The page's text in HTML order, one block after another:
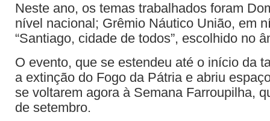
Neste ano, os temas trabalhados foram
nível nacional; Grêmio Náutico União, em
“Santiago, cidade de todos”, escolhido no
O evento, que se estendeu até o início da
a extinção do Fogo da Pátria e abriu
se voltarem agora à Semana Farroupilha,
de setembro.